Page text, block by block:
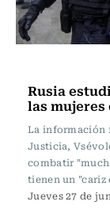
Rusia
las mujeres
La información
Justicia,
combatir
tienen un "cariz
Jueves 27 de